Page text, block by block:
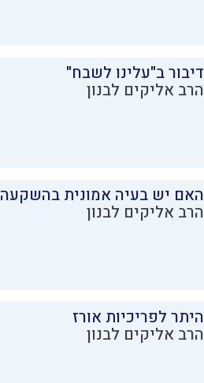
דיבור ב"עלינו לשבח"
הרב אליקים לבנון
האם יש בעיה אמונית
הרב אליקים לבנון
היתר לפריכיות אורז
הרב אליקים לבנון